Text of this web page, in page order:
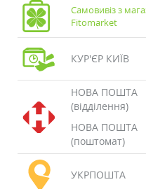
Самовивіз з
Fitomarket
КУР'ЄР КИЇВ
НОВА ПОШТА
(відділення)
НОВА ПОШТА
(поштомат)
УКРПОШТА